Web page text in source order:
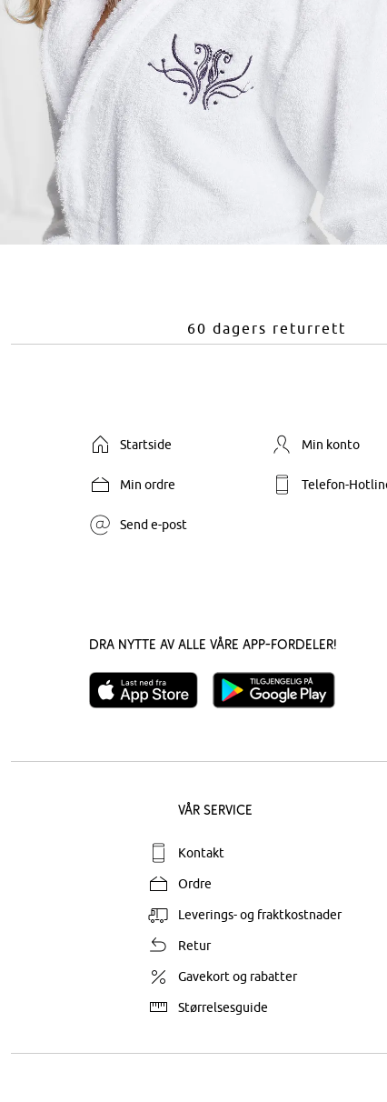
60 dagers returrett
Startside Min konto
Min ordre Telefon-
Send e-post
Dra nytte av alle våre app-fordeler!
Vår service
Kontakt
Ordre
Leverings- og fraktkostnader
Retur
Gavekort og rabatter
Størrelsesguide